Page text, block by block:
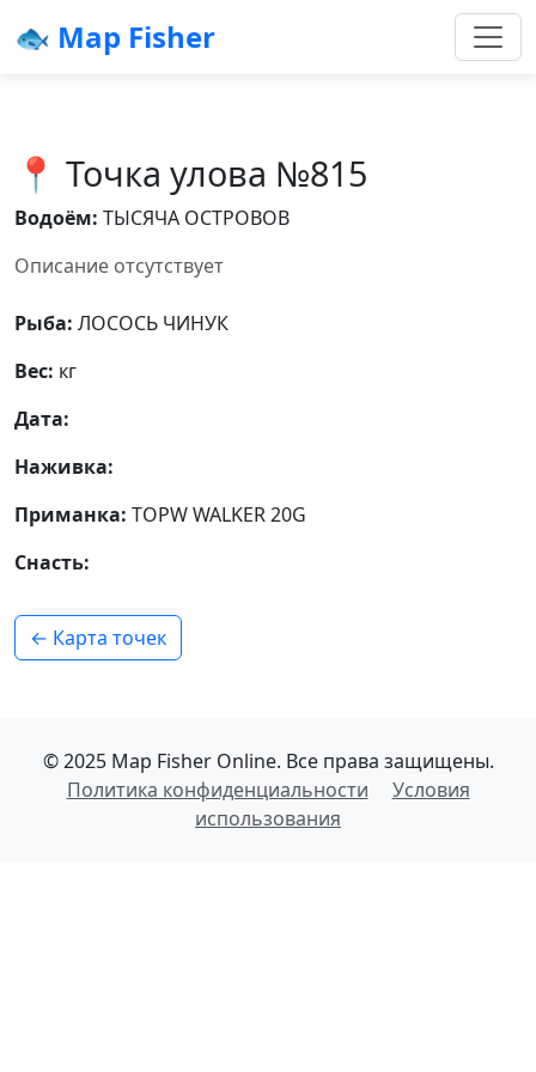
🐟 Map Fisher
📍 Точка улова №815
Водоём: ТЫСЯЧА ОСТРОВОВ
Описание отсутствует
Рыба: ЛОСОСЬ ЧИНУК
Вес: кг
Дата:
Наживка:
Приманка: TOPW WALKER 20G
Снасть:
← Карта точек
© 2025 Map Fisher Online. Все права защищены.
Политика конфиденциальности
Условия
использования